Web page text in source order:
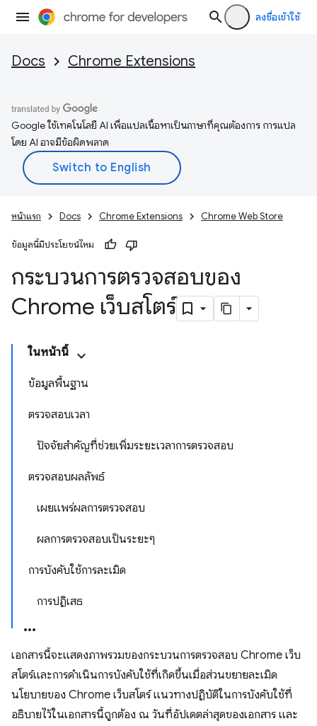
ลงชื่อเข้าใช้
Docs Chrome Extensions
Google ใช้เทคโนโลยี AI เพื่อแปลเนื้อหาเป็นภาษาที่คุณต้องการ การแปล
โดย AI อาจมีข้อผิดพลาด
หน้าแรก Docs Chrome Extensions Chrome Web Store
ข้อมูลนี้มีประโยชน์ไหม
กระบวนการตรวจสอบของ
Chrome เว็บสโตร์
ในหน้านี้
ข้อมูลพื้นฐาน
ตรวจสอบเวลา
ปัจจัยสำคัญที่ช่วยเพิ่มระยะเวลาการตรวจสอบ
ตรวจสอบผลลัพธ์
เผยแพร่ผลการตรวจสอบ
ผลการตรวจสอบเป็นระยะๆ
การบังคับใช้การละเมิด
การปฏิเสธ
เอกสารนี้จะแสดงภาพรวมของกระบวนการตรวจสอบ Chrome เว็บ
สโตร์และการดำเนินการบังคับใช้ที่เกิดขึ้นเมื่อส่วนขยายละเมิด
นโยบายของ Chrome เว็บสโตร์ แนวทางปฏิบัติในการบังคับใช้ที่
อธิบายไว้ในเอกสารนี้ถูกต้อง ณ วันที่อัปเดตล่าสุดของเอกสาร และ